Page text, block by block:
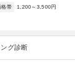
格帯 1,200～3,500円
グ診断